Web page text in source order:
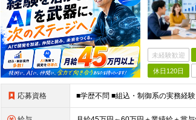
未経験歓迎
休日120日
応募資格